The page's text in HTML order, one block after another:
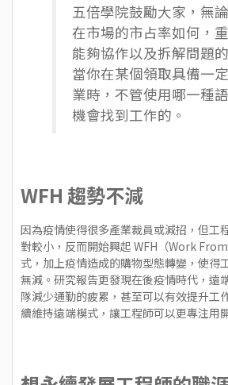
五倍學院鼓勵大家，無
在市場的市占率如何，
能夠協作以及拆解問題
當你在某個領取具備一
業時，不管使用哪一種
機會找到工作的。
WFH 趨勢不減
因為疫情使得很多產業裁員或減招，但工
對較小，反而開始興起 WFH（Work
式，加上疫情造成的購物型態轉變，使得
無減。研究報告更發現在後疫情時代，遠
隊減少通勤的疲累，甚至可以有效提升工
續維持遠端模式，讓工程師可以更專注用